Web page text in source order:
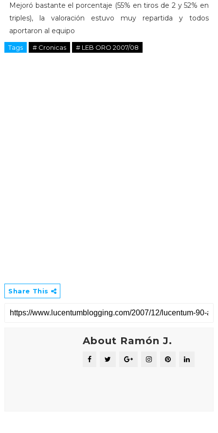
Mejoró bastante el porcentaje (55% en tiros de 2 y 52% en
triples), la valoración estuvo muy repartida y todos
aportaron al equipo
Tags # Cronicas # LEB ORO 2007/08
Share This
About Ramón J.